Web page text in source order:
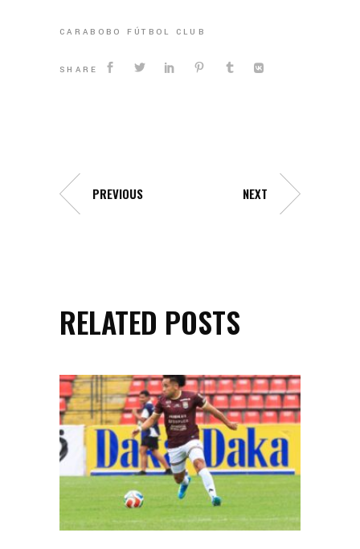
CARABOBO FÚTBOL CLUB
SHARE
PREVIOUS NEXT
RELATED POSTS